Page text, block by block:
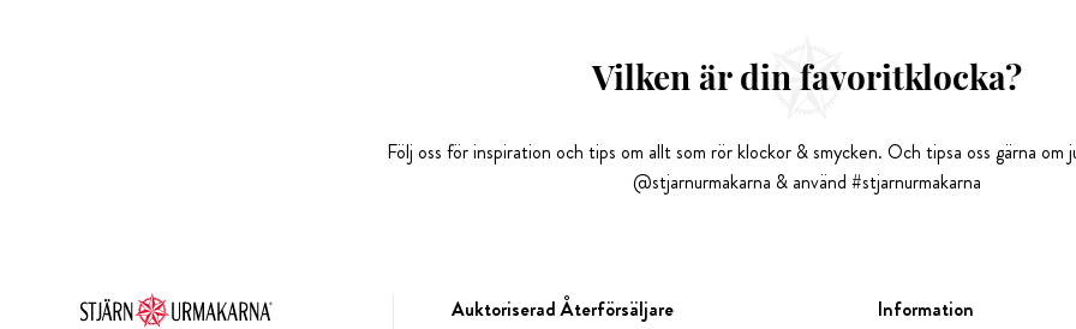
Vilken är din favoritklocka?
Följ oss för inspiration och tips om allt som rör klockor & smycken. Och tipsa oss gärna om
@stjarnurmakarna & använd #stjarnurmakarna
Auktoriserad Återförsäljare Information